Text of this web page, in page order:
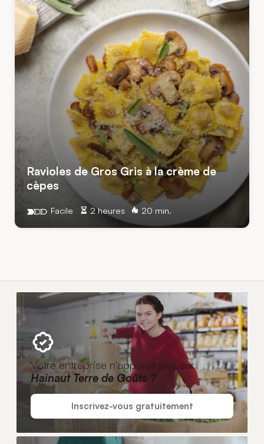
Ravioles de Gros Gris à la crème de
cèpes
2 heures 20 min.
Facile
Votre entreprise n'apparaît pas sur
Hainaut Terre de Goûts ?
Inscrivez-vous gratuitement